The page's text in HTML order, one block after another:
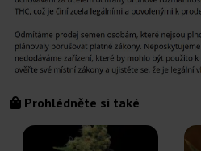
Prohlédněte si také